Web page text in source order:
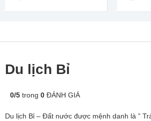
Du lịch Bỉ
0/5 trong 0 ĐÁNH GIÁ
Du lịch Bỉ – Đất nước được mệnh danh là ”